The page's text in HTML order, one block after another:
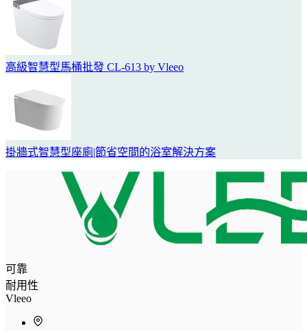
高級智慧型馬桶批發 CL-613 by Vleeo
掛牆式智慧型座廁|節省空間的浴室解決方案
可靠
耐用性
Vleeo